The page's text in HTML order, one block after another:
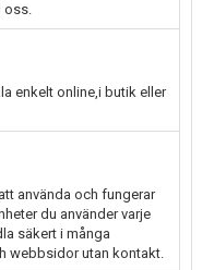
oss.
enkelt online,i butik eller
använda och fungerar
du använder varje
säkert i många
webbsidor utan kontakt.